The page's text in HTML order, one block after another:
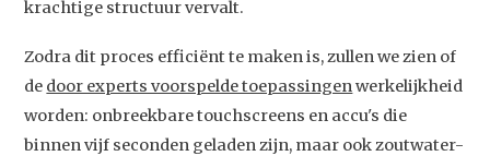
krachtige structuur vervalt.
Zodra dit proces efficiënt te maken is, zullen we zien of
de door experts voorspelde toepassingenwerkelijkheid
worden: onbreekbare touchscreens en accu's die
binnen vijf seconden geladen zijn, maar ook zoutwater-